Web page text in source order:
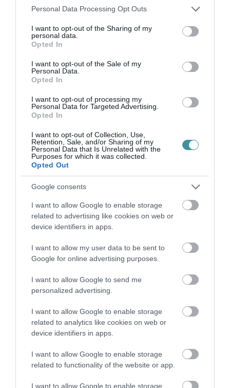
Please note that this website/app uses one or more Google
not limited to your visit or usage behaviour. You may click to
grant or deny consent to Google and its third-party tags to
use your data for below specified purposes in below Google
consent section.
Personal Data Processing Opt Outs
I want to opt-out of the Sharing of my
personal data.
Opted In
I want to opt-out of the Sale of my
Personal Data.
Opted In
I want to opt-out of processing my
Personal Data for Targeted Advertising.
Opted In
I want to opt-out of Collection, Use,
Retention, Sale, and/or Sharing of my
Personal Data that Is Unrelated with the
Purposes for which it was collected.
Opted Out
Google consents
I want to allow Google to enable storage
related to advertising like cookies on web or
device identifiers in apps.
I want to allow my user data to be sent to
Google for online advertising purposes.
I want to allow Google to send me
personalized advertising.
I want to allow Google to enable storage
related to analytics like cookies on web or
device identifiers in apps.
I want to allow Google to enable storage
related to functionality of the website or app.
I want to allow Google to enable storage
KORONAVÍRUS - JÁRVÁNYVESZÉLY MIATT BEZÁRATTA A
BITSKEY-USZODÁT EGER POLGÁRMESTERE
Miután kiderült, hogy az egri vízilabdások
alapos vizsgálatok híján úgy edzettek az
intézményben, hogy előzőleg a járvány
sújtotta Észak-Olaszországban jártak, lépni
kellett. "Tulajdonosi döntés alapján szerda
reggel 6 órától bezárattam a Bitskey Aladár
Uszodát, amíg a teljes vízcsere és